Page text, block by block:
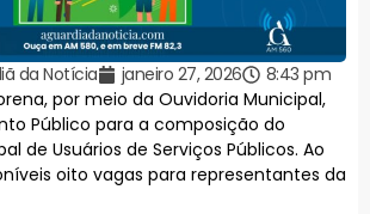
da Notícia janeiro 27, 2026
8:43 pm
por meio da Ouvidoria Municipal,
Público para a composição do
de Usuários de Serviços Públicos. Ao
oito vagas para representantes da